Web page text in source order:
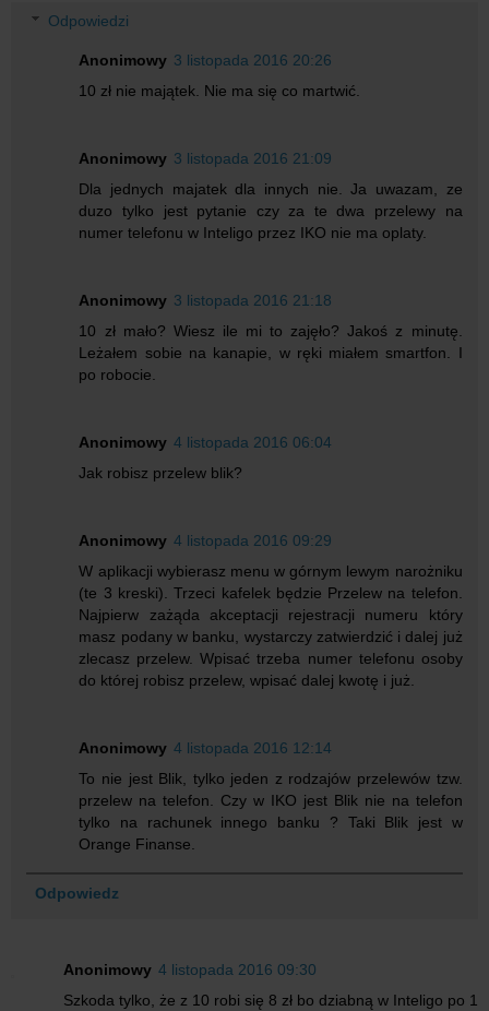
Odpowiedzi
Anonimowy 3 listopada 2016 20:26
10 zł nie majątek. Nie ma się co martwić.
Anonimowy 3 listopada 2016 21:09
Dla jednych majatek dla innych nie. Ja uwazam, ze
duzo tylko jest pytanie czy za te dwa przelewy na
numer telefonu w Inteligo przez IKO nie ma oplaty.
Anonimowy 3 listopada 2016 21:18
10 zł mało? Wiesz ile mi to zajęło? Jakoś z minutę.
Leżałem sobie na kanapie, w ręki miałem smartfon. I
po robocie.
Anonimowy 4 listopada 2016 06:04
Jak robisz przelew blik?
Anonimowy 4 listopada 2016 09:29
W aplikacji wybierasz menu w górnym lewym narożniku
(te 3 kreski). Trzeci kafelek będzie Przelew na telefon.
Najpierw zażąda akceptacji rejestracji numeru który
masz podany w banku, wystarczy zatwierdzić i dalej już
zlecasz przelew. Wpisać trzeba numer telefonu osoby
do której robisz przelew, wpisać dalej kwotę i już.
Anonimowy 4 listopada 2016 12:14
To nie jest Blik, tylko jeden z rodzajów przelewów tzw.
przelew na telefon. Czy w IKO jest Blik nie na telefon
tylko na rachunek innego banku ? Taki Blik jest w
Orange Finanse.
Odpowiedz
Anonimowy 4 listopada 2016 09:30
Szkoda tylko, że z 10 robi się 8 zł bo dziabną w Inteligo po 1